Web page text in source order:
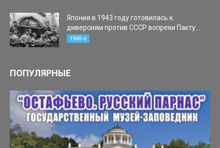
Япония в 1943 году готовилась к
диверсиям против СССР вопреки Пакту...
1940-е
ПОПУЛЯРНЫЕ